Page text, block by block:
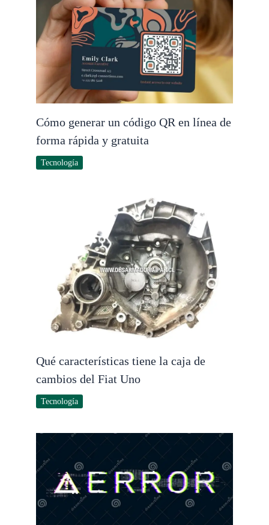
Cómo generar un código QR en línea de
forma rápida y gratuita
Tecnología
Qué características tiene la caja de
cambios del Fiat Uno
Tecnología